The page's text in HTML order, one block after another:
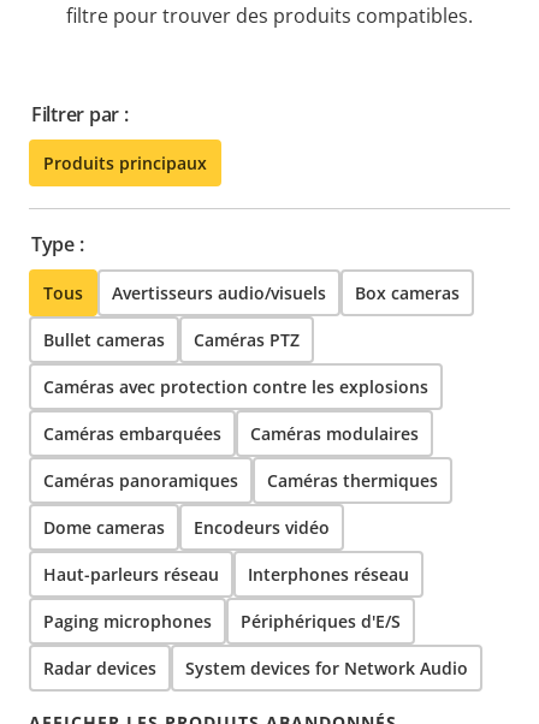
filtre pour trouver des produits compatibles.
Filtrer par :
Produits principaux
Type :
Tous Avertisseurs audio/visuels Box cameras
Bullet cameras Caméras PTZ
Caméras avec protection contre les explosions
Caméras embarquées Caméras modulaires
Caméras panoramiques Caméras thermiques
Dome cameras Encodeurs vidéo
Haut-parleurs réseau Interphones réseau
Paging microphones Périphériques d'E/S
Radar devices System devices for Network Audio